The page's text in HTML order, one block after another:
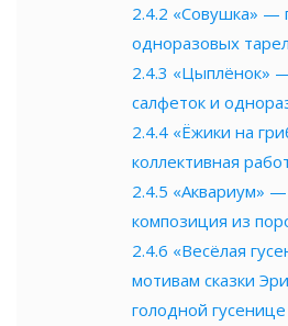
2.4.2 «Совушка» —
одноразовых
2.4.3 «Цыплёнок»
салфеток и
2.4.4 «Ёжики на
коллективная
2.4.5 «Аквариум» —
композиция из
2.4.6 «Весёлая
мотивам сказки
голодной гусенице